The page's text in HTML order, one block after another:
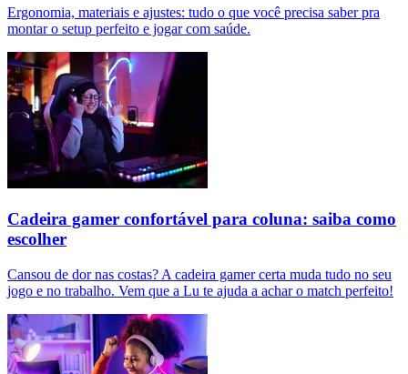
Ergonomia, materiais e ajustes: tudo o que você precisa saber pra
montar o setup perfeito e jogar com saúde.
Cadeira gamer confortável para coluna: saiba como
escolher
Cansou de dor nas costas? A cadeira gamer certa muda tudo no seu
jogo e no trabalho. Vem que a Lu te ajuda a achar o match perfeito!